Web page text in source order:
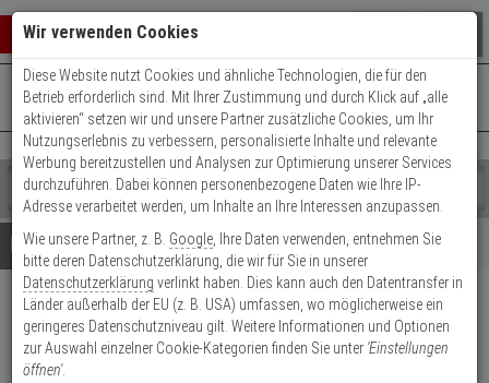
Warenkorb schließen
0 ARTIKEL IM WARENKORB
Ihr Warenkorb ist momentan leer.
Ergebnisse ()
Fertig
Shop
durchsuchen
Bitte
geben
Sie
mindestens
Zeichen
ein,
um
Es
wurde
noch
Kategorien
Suche
gestartet
+49 (0)821 899 493-0Mo. - Do.: 8:00 - 16:30 | Fr.: 8:00 - 14:00 Uhr
Kontaktservice nutzen
Details Beratung
Satel MPD-310 Pet Funk-PIR-
Bewegungsmelder
Wir verwenden Cookies
Diese Website nutzt Cookies und ähnliche Technologien, die für den
Betrieb erforderlich sind. Mit Ihrer Zustimmung und durch Klick auf „alle
aktivieren“ setzen wir und unsere Partner zusätzliche Cookies, um Ihr
Nutzungserlebnis zu verbessern, personalisierte Inhalte und relevante
Werbung bereitzustellen und Analysen zur Optimierung unserer Services
durchzuführen. Dabei können personenbezogene Daten wie Ihre IP-
Adresse verarbeitet werden, um Inhalte an Ihre Interessen anzupassen.
Wie unsere Partner, z. B. Google , Ihre Daten verwenden, entnehmen Sie
bitte deren Datenschutzerklärung, die wir für Sie in unserer
Datenschutzerklärung verlinkt haben. Dies kann auch den Datentransfer in
Länder außerhalb der EU (z. B. USA) umfassen, wo möglicherweise ein
geringeres Datenschutzniveau gilt. Weitere Informationen und Optionen
zur Auswahl einzelner Cookie-Kategorien finden Sie unter 'Einstellungen
öffnen'.